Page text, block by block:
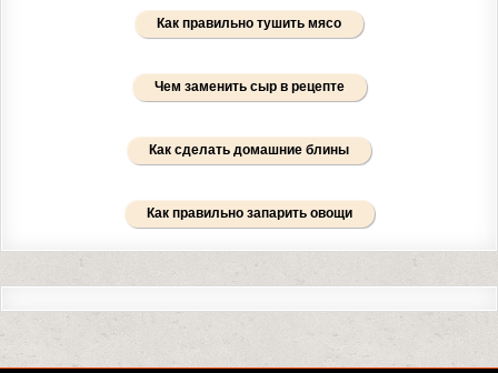
Как правильно тушить мясо
Чем заменить сыр в рецепте
Как сделать домашние блины
Как правильно запарить овощи